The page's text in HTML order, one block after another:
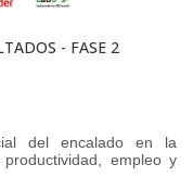
- FASE 2
del encalado en la
empleo y